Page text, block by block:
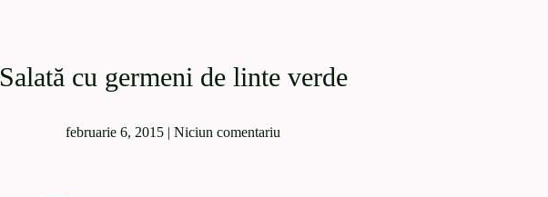
Salată cu germeni de linte verde
februarie 6, 2015 | Niciun comentariu